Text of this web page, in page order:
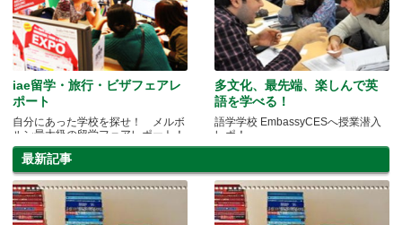
iae留学・旅行・ビザフェアレ
ポート
自分にあった学校を探せ！ メルボ
ルン最大級の留学フェアレポート！
多文化、最先端、楽しんで英
語を学べる！
語学学校 EmbassyCESへ授業潜入
レポ！
最新記事